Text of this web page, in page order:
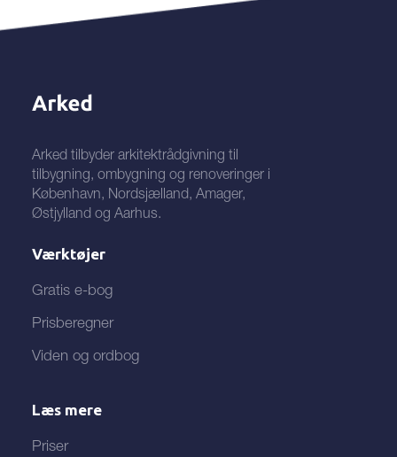
Arked tilbyder arkitektrådgivning til
tilbygning, ombygning og renoveringer i
København, Nordsjælland, Amager,
Østjylland og Aarhus.
Værktøjer
Gratis e-bog
Prisberegner
Viden og ordbog
Læs mere
Priser